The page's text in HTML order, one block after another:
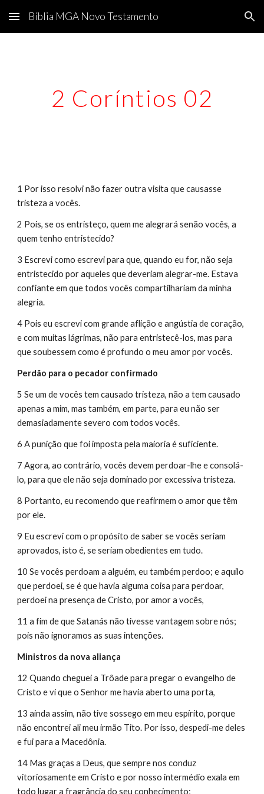
Skip to main content Skip to navigation
Bíblia MGA Novo Testamento
2 Coríntios 02
1 Por isso resolvi não fazer outra visita que causasse
tristeza a vocês.
2 Pois, se os entristeço, quem me alegrará senão vocês, a
quem tenho entristecido?
3 Escrevi como escrevi para que, quando eu for, não seja
entristecido por aqueles que deveriam alegrar-me. Estava
confiante em que todos vocês compartilhariam da minha
alegria.
4 Pois eu escrevi com grande aflição e angústia de coração,
e com muitas lágrimas, não para entristecê-los, mas para
que soubessem como é profundo o meu amor por vocês.
Perdão para o pecador confirmado
5 Se um de vocês tem causado tristeza, não a tem causado
apenas a mim, mas também, em parte, para eu não ser
demasiadamente severo com todos vocês.
6 A punição que foi imposta pela maioria é suficiente.
7 Agora, ao contrário, vocês devem perdoar-lhe e consolá-
lo, para que ele não seja dominado por excessiva tristeza.
8 Portanto, eu recomendo que reafirmem o amor que têm
por ele.
9 Eu escrevi com o propósito de saber se vocês seriam
aprovados, isto é, se seriam obedientes em tudo.
10 Se vocês perdoam a alguém, eu também perdoo; e aquilo
que perdoei, se é que havia alguma coisa para perdoar,
perdoei na presença de Cristo, por amor a vocês,
11 a fim de que Satanás não tivesse vantagem sobre nós;
pois não ignoramos as suas intenções.
Ministros da nova aliança
12 Quando cheguei a Trôade para pregar o evangelho de
Cristo e vi que o Senhor me havia aberto uma porta,
13 ainda assim, não tive sossego em meu espírito, porque
não encontrei ali meu irmão Tito. Por isso, despedi-me deles
e fui para a Macedônia.
14 Mas graças a Deus, que sempre nos conduz
vitoriosamente em Cristo e por nosso intermédio exala em
todo lugar a fragrância do seu conhecimento;